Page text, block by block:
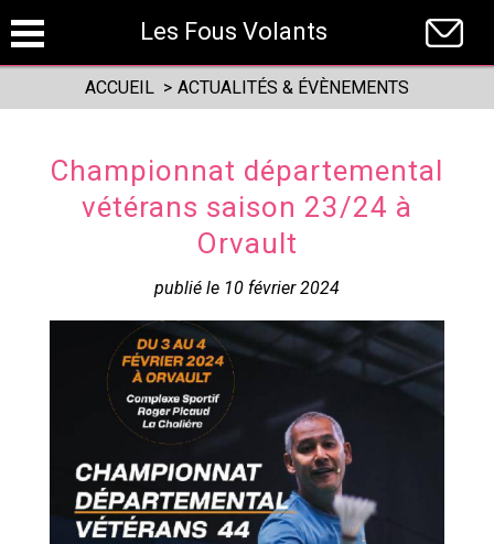
Les Fous Volants
ACCUEIL > ACTUALITÉS & ÉVÈNEMENTS
Championnat départemental
vétérans saison 23/24 à
Orvault
publié le 10 février 2024